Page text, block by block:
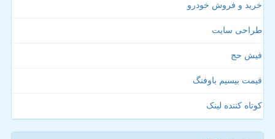
خرید و فروش خودرو
طراحی سایت
فیش حج
قیمت بیسیم باوفنگ
کوتاه کننده لینک